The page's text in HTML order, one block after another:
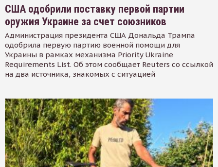
США одобрили поставку первой партии
оружия Украине за счет союзников
Администрация президента США Дональда Трампа
одобрила первую партию военной помощи для
Украины в рамках механизма Priority Ukraine
Requirements List. Об этом сообщает Reuters со ссылкой
на два источника, знакомых с ситуацией